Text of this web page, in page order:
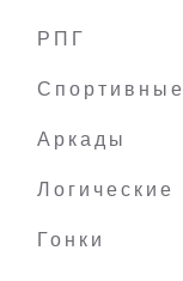
РПГ
Спортивные
Аркады
Логические
Гонки